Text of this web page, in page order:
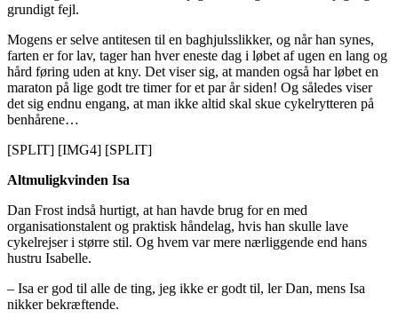
grundigt fejl.
Mogens er selve antitesen til en baghjulsslikker, og når han synes,
farten er for lav, tager han hver eneste dag i løbet af ugen en lang og
hård føring uden at kny. Det viser sig, at manden også har løbet en
maraton på lige godt tre timer for et par år siden! Og således viser
det sig endnu engang, at man ikke altid skal skue cykelrytteren på
benhårene…
[SPLIT] [IMG4] [SPLIT]
Altmuligkvinden Isa
Dan Frost indså hurtigt, at han havde brug for en med
organisationstalent og praktisk håndelag, hvis han skulle lave
cykelrejser i større stil. Og hvem var mere nærliggende end hans
hustru Isabelle.
– Isa er god til alle de ting, jeg ikke er godt til, ler Dan, mens Isa
nikker bekræftende.